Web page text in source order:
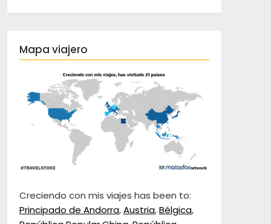
Mapa viajero
Creciendo con mis viajes has been to:
Principado de Andorra,Austria,Bélgica,